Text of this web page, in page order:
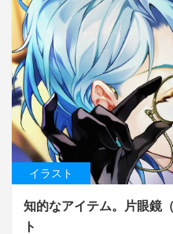
イラスト
知的なアイテム。片眼鏡
ト